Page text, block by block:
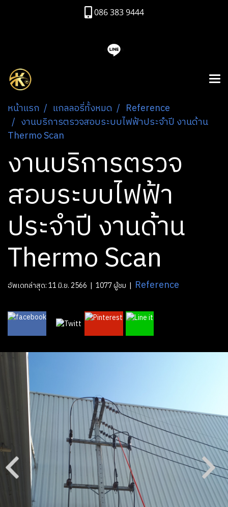
086 383 9444
หน้าแรก แกลลอรี่ทั้งหมด
Reference
งานบริการตรวจสอบระบบไฟฟ้าประจำปี งานด้าน
Thermo Scan
งานบริการตรวจ
สอบระบบไฟฟ้า
ประจำปี งานด้าน
Thermo Scan
อัพเดทล่าสุด: 11 มิ.ย. 2566 | 1077 ผู้ชม | Reference